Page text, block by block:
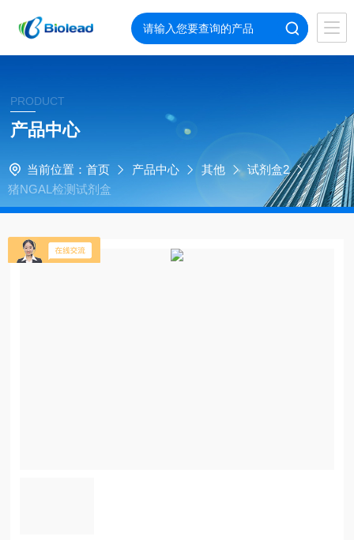
PRODUCT
产品中心
当前位置： 首页 产品中心 其他
试剂盒2
猪NGAL检测试剂盒